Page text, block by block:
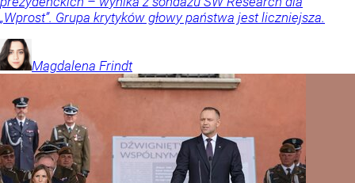
„Wprost”. Grupa krytyków głowy państwa jest liczniejsza.
Magdalena Frindt